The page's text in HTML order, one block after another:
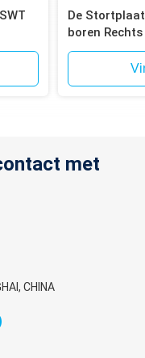
De
boren
met
CHINA